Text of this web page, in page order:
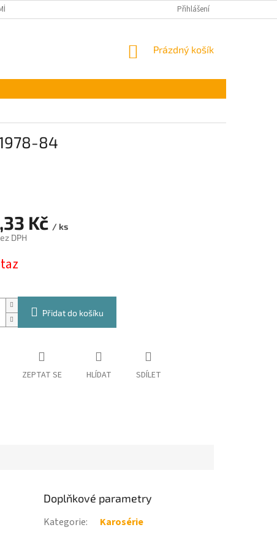
OCHRANY OSOBNÍCH ÚDAJŮ Přihlášení
NÁKUPNÍ
Prázdný košík
84
Kč / ks
DPH
Přidat do košíku
ZEPTAT SE HLÍDAT SDÍLET
Doplňkové parametry
Kategorie: Karosérie